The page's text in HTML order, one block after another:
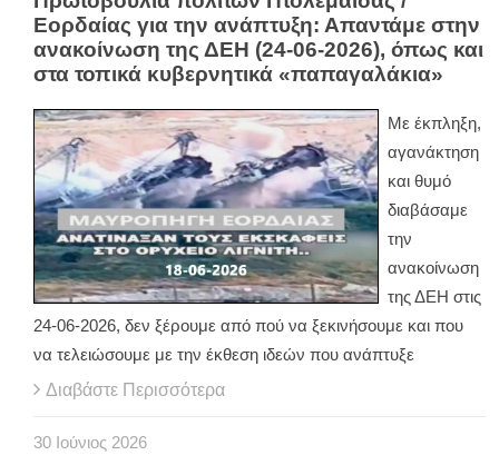
Εορδαίας για την ανάπτυξη: Απαντάμε στην
ανακοίνωση της ΔΕΗ (24-06-2026), όπως και
στα τοπικά κυβερνητικά «παπαγαλάκια»
Με έκπληξη,
αγανάκτηση
και θυμό
διαβάσαμε
την
ανακοίνωση
της ΔΕΗ στις
24-06-2026, δεν ξέρουμε από πού να ξεκινήσουμε και που
να τελειώσουμε με την έκθεση ιδεών που ανάπτυξε
Διαβάστε Περισσότερα
30 Ιούνιος 2026